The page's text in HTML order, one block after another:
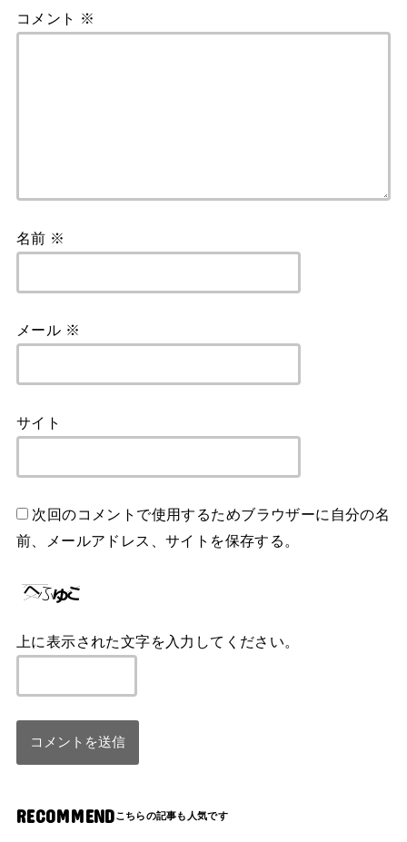
コメント ※
名前 ※
メール ※
サイト
次回のコメントで使用するためブラウザーに自分の名
前、メールアドレス、サイトを保存する。
上に表示された文字を入力してください。
RECOMMEND